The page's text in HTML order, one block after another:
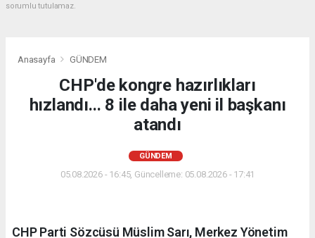
sorumlu tutulamaz.
Anasayfa GÜNDEM
CHP'de kongre hazırlıkları
hızlandı... 8 ile daha yeni il başkanı
atandı
GÜNDEM
05.08.2026 - 16:45, Güncelleme: 05.08.2026 - 17:41
CHP Parti Sözcüsü Müslim Sarı, Merkez Yönetim